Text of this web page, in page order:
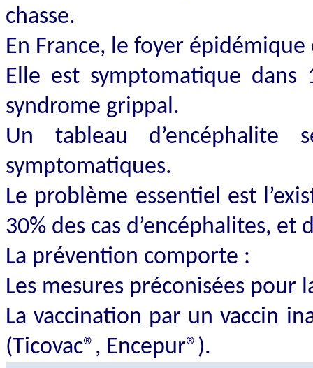
chasse.
En France, le foyer épidémique
Elle est symptomatique
syndrome grippal.
Un tableau
symptomatiques.
Le problème essentiel est
30% des cas d’encéphalites, et
La prévention comporte :
Les mesures préconisées pour
La vaccination par un vaccin
(Ticovac®, Encepur®).